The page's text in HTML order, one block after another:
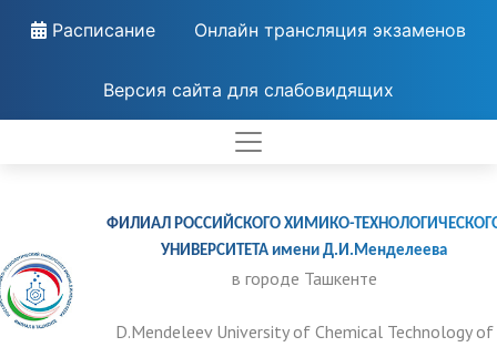
Расписание Онлайн трансляция экзаменов
Версия сайта для слабовидящих
ФИЛИАЛ РОССИЙСКОГО ХИМИКО-
УНИВЕРСИТЕТА имени Д.И.Менделеева
в городе Ташкенте
D.Mendeleev University of Chemical Technology of